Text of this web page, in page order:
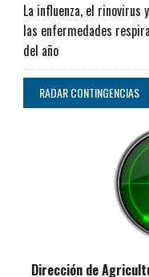
La influenza, el
las enfermedades
del año
RADAR CONTINGENCIAS
Dirección de